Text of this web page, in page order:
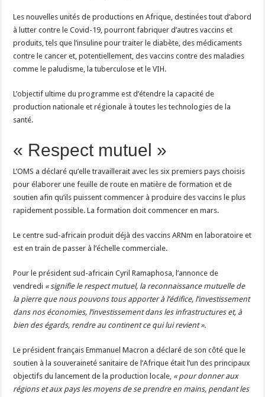
Les nouvelles unités de productions en Afrique, destinées tout d’abord
à lutter contre le Covid-19, pourront fabriquer d’autres vaccins et
produits, tels que l’insuline pour traiter le diabète, des médicaments
contre le cancer et, potentiellement, des vaccins contre des maladies
comme le paludisme, la tuberculose et le VIH.
L’objectif ultime du programme est d’étendre la capacité de
production nationale et régionale à toutes les technologies de la
santé.
« Respect mutuel »
L’OMS a déclaré qu’elle travaillerait avec les six premiers pays choisis
pour élaborer une feuille de route en matière de formation et de
soutien afin qu’ils puissent commencer à produire des vaccins le plus
rapidement possible. La formation doit commencer en mars.
Le centre sud-africain produit déjà des vaccins ARNm en laboratoire et
est en train de passer à l’échelle commerciale.
Pour le président sud-africain Cyril Ramaphosa, l’annonce de
vendredi « signifie le respect mutuel, la reconnaissance mutuelle de
la pierre que nous pouvons tous apporter à l’édifice, l’investissement
dans nos économies, l’investissement dans les infrastructures et, à
bien des égards, rendre au continent ce qui lui revient ».
Le président français Emmanuel Macron a déclaré de son côté que le
soutien à la souveraineté sanitaire de l’Afrique était l’un des principaux
objectifs du lancement de la production locale, « pour donner aux
régions et aux pays les moyens de se prendre en mains, pendant les